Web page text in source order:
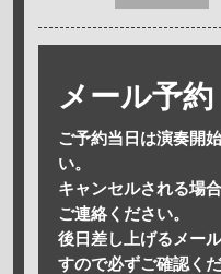
メール予約
ご予約当日は演奏開
い。
キャンセルされる場
ご連絡ください。
後日差し上げるメー
すので必ずご確認くだ